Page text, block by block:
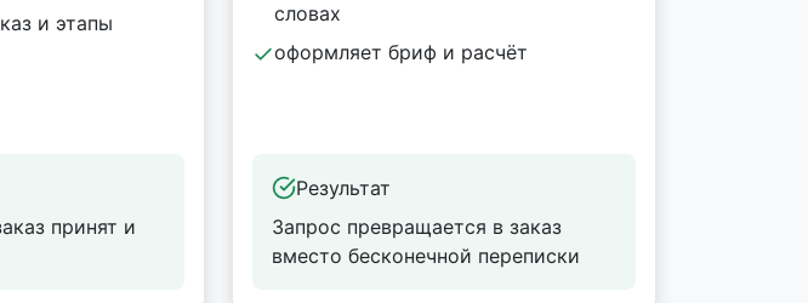
и этапы
принят и
словах
оформляет бриф и расчёт
Результат
Запрос превращается в заказ
вместо бесконечной переписки